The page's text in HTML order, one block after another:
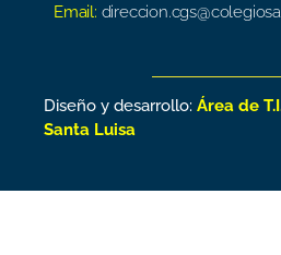
Email:
Diseño y desarrollo: Área de
Santa Luisa